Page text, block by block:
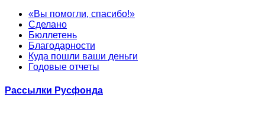
«Вы помогли, спасибо!»
Сделано
Бюллетень
Благодарности
Куда пошли ваши деньги
Годовые отчеты
Рассылки Русфонда